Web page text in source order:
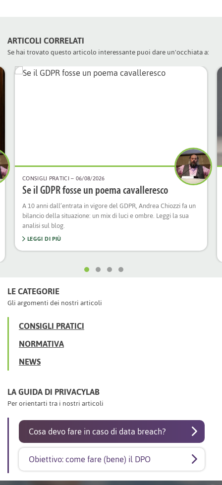
ARTICOLI CORRELATI
Se hai trovato questo articolo interessante puoi dare un'occhiata a:
CONSIGLI PRATICI– 06/08/2026
Se il GDPR fosse un poema cavalleresco
A 10 anni dall’entrata in vigore del GDPR, Andrea Chiozzi fa un
bilancio della situazione: un mix di luci e ombre. Leggi la sua
analisi sul blog.
LEGGI DI PIÙ
LE CATEGORIE
Gli argomenti dei nostri articoli
CONSIGLI PRATICI
NORMATIVA
NEWS
LA GUIDA DI PRIVACYLAB
Per orientarti tra i nostri articoli
Cosa devo fare in caso di data breach?
Obiettivo: come fare (bene) il DPO